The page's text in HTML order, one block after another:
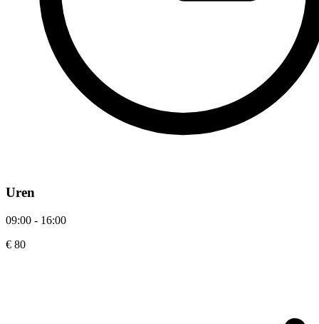
Uren
09:00 - 16:00
€ 80